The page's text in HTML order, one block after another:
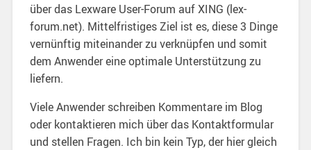
über das Lexware User-Forum auf XING (lex-
forum.net). Mittelfristiges Ziel ist es, diese 3 Dinge
vernünftig miteinander zu verknüpfen und somit
dem Anwender eine optimale Unterstützung zu
liefern.
Viele Anwender schreiben Kommentare im Blog
oder kontaktieren mich über das Kontaktformular
und stellen Fragen. Ich bin kein Typ, der hier gleich